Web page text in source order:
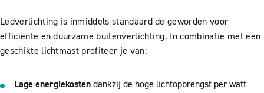
Ledverlichting is inmiddels standaard de geworden voor
efficiënte en duurzame buitenverlichting. In combinatie met een
geschikte lichtmast profiteer je van:
Lage energiekostendankzij de hoge lichtopbrengst per watt